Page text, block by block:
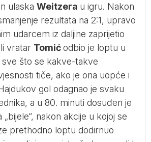
ulaska Weitzera u igru. Nakon
rezultata na 2:1, upravo
udarcem iz daljine zaprijetio
vratar Tomićodbio je loptu u
sve što se kakve-takve
tiče, ako je ona uopće i
gol odagnao je svaku
a u 80. minuti dosuđen je
nakon akcije u kojoj se
prethodno loptu dodirnuo